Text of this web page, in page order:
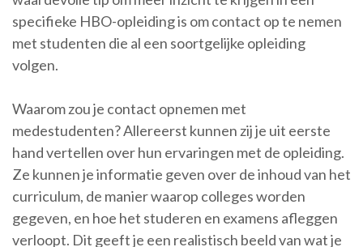
specifieke HBO-opleiding is om contact op te nemen
met studenten die al een soortgelijke opleiding
volgen.
Waarom zou je contact opnemen met
medestudenten? Allereerst kunnen zij je uit eerste
hand vertellen over hun ervaringen met de opleiding.
Ze kunnen je informatie geven over de inhoud van het
curriculum, de manier waarop colleges worden
gegeven, en hoe het studeren en examens afleggen
verloopt. Dit geeft je een realistisch beeld van wat je